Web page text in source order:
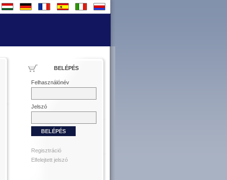
BELÉPÉS
Felhasználónév
Jelszó
Regisztráció
Elfelejtett jelszó